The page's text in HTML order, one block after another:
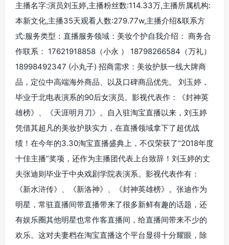
主播名字:演员刘玉婷,主播粉丝数:114.33万,主播所属机构:
本新文化,主播35天观看人数:279.77w,主播介绍&联系方
式:服务类型：直播服务领域：美妆个护自我介绍： 商务合
作联系： 17621918858（小永 ） 18798266584（万礼）
18998492347 (小丸子) 招商需求：美妆护肤一线大牌商
品，定位中高端海外商品、以及口碑商品优先。 刘玉婷，
毕业于北电表演系的90后女演员。影视代表作：《封神英
雄榜》、《天涯明月刀》。自入驻淘宝直播以来，刘玉婷
凭借其超凡的美妆护肤实力，在直播领域拿下了超优战
绩！在今年的3.30淘宝直播盛典上，不仅荣获了“2018年度
十佳主播”奖项，还作为主播团代表上台致辞！刘玉婷的丈
夫张迪则毕业于中央戏剧学院表演系。影视代表作有：
《新水浒传》、《新洛神》、《封神英雄榜》。张迪作为
明星，常驻直播间带直播带来了很多新鲜有趣的话题，还
有娱乐圈其他明星也常作客直播间，给直播间带来不少的
欢乐。这对夫妻档在淘宝直播这个平台显得十分耀眼，除